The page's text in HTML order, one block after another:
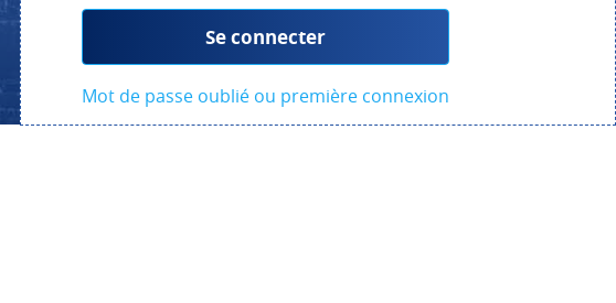
Se connecter
Mot de passe oublié ou première connexion